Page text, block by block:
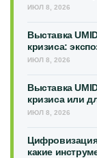
ИЮЛ 8, 2026
Выставка
кризиса:
ИЮЛ 8, 2026
Выставка
кризиса или
ИЮЛ 8, 2026
Цифровизация
какие